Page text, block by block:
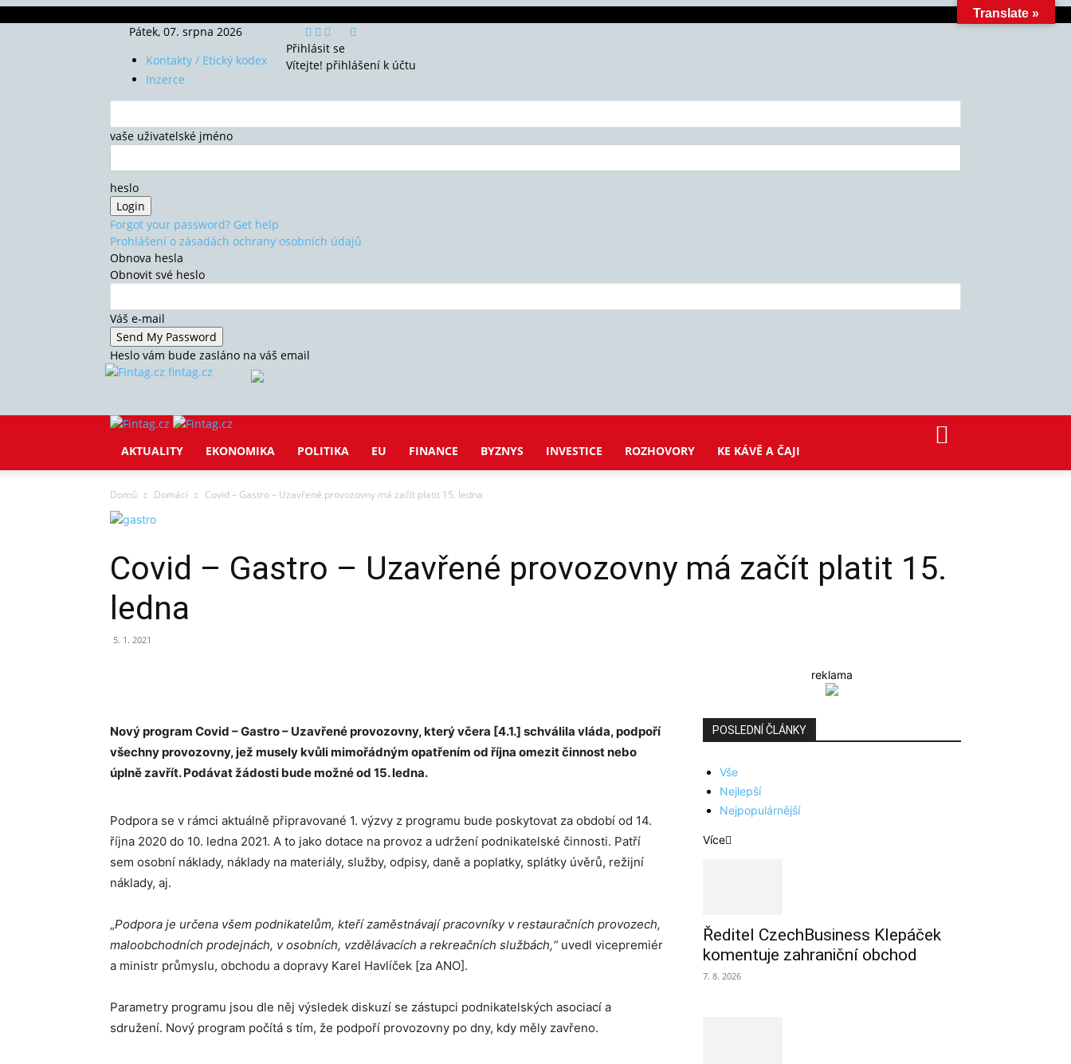
Pátek, 07. srpna 2026
Kontakty / Etický kodex
Inzerce
Přihlásit se
Vítejte! přihlášení k účtu
vaše uživatelské jméno
heslo
Forgot your password? Get help
Prohlášení o zásadách ochrany osobních údajů
Obnova hesla
Obnovit své heslo
Váš e-mail
Heslo vám bude zasláno na váš email
fintag.cz
AKTUALITY EKONOMIKA POLITIKA EU FINANCE BYZNYS INVESTICE ROZHOVORY KE KÁVĚ A ČAJI
Domů Domácí Covid – Gastro – Uzavřené provozovny má začít platit 15. ledna
Covid – Gastro – Uzavřené provozovny má začít platit 15.
ledna
5. 1. 2021
Nový program Covid – Gastro – Uzavřené provozovny, který včera [4.1.] schválila vláda, podpoří
všechny provozovny, jež musely kvůli mimořádným opatřením od října omezit činnost nebo
úplně zavřít. Podávat žádosti bude možné od 15. ledna.
Podpora se v rámci aktuálně připravované 1. výzvy z programu bude poskytovat za období od 14.
října 2020 do 10. ledna 2021. A to jako dotace na provoz a udržení podnikatelské činnosti. Patří
sem osobní náklady, náklady na materiály, služby, odpisy, daně a poplatky, splátky úvěrů, režijní
náklady, aj.
„Podpora je určena všem podnikatelům, kteří zaměstnávají pracovníky v restauračních provozech,
maloobchodních prodejnách, v osobních, vzdělávacích a rekreačních službách,“ uvedl vicepremiér
a ministr průmyslu, obchodu a dopravy Karel Havlíček [za ANO].
Parametry programu jsou dle něj výsledek diskuzí se zástupci podnikatelských asociací a
sdružení. Nový program počítá s tím, že podpoří provozovny po dny, kdy měly zavřeno.
reklama
POSLEDNÍ ČLÁNKY
Vše
Nejlepší
Nejpopulárnější
Více
Ředitel CzechBusiness Klepáček
komentuje zahraniční obchod
7. 8. 2026
Translate »